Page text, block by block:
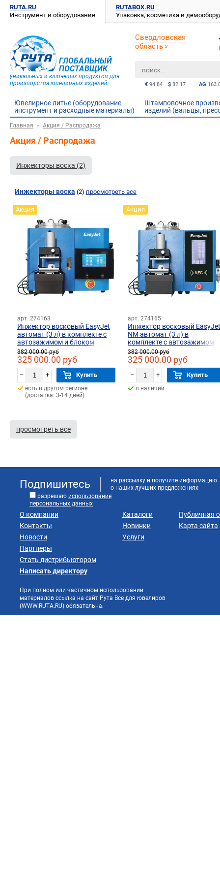
RUTA.RU
Инструмент и оборудование
RUTABOX.RU
Упаковка, косметика и
ГЛОБАЛЬНЫЙ
ПОСТАВЩИК
уникальных и ключевых продуктов для
производства ювелирных изделий
AG
€ 94.84 $ 82.17
Свердловская
область
Ювелирное литье (оборудование,
инструмент и расходные материалы)
Штамповочное
изделий (вальцы,
Главная Акция / Распродажа
Акция / Распродажа
Инжекторы воска (2)
Инжекторы воска (2) просмотреть все
Акция
арт. 274163
Инжектор восковый EasyJet
автомат (3 л) в комплекте с
автозажимом и блоком
управления
382 000.00 руб
325 000.00 руб
– + Купить
есть в другом регионе
(доставка: 3-14 дней)
Акция
арт. 274165
Инжектор восковый EasyJet
NM автомат (3 л) в
комплекте с автозажимом,
блоком управления и
вакуумным насосом
382 000.00 руб
325 000.00 руб
– + Купить
в наличии
просмотреть все
Подпишитесь
на рассылку и получите информацию
о наших лучших предложениях
разрешаю использование
персональных данных
О компании
Контакты
Новости
Партнеры
Стать дистрибьютором
Каталоги
Новинки
Услуги
Публичная
Карта сайта
Написать директору
При полном или частичном использовании
материалов ссылка на сайт Рута Все для ювелиров
(WWW.RUTA.RU) обязательна.